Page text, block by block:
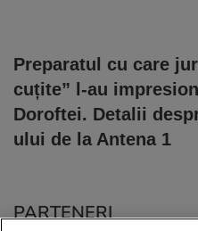
Preparatul cu care
cuțite” l-au
Doroftei. Detalii
ului de la Antena 1
PARTENERI